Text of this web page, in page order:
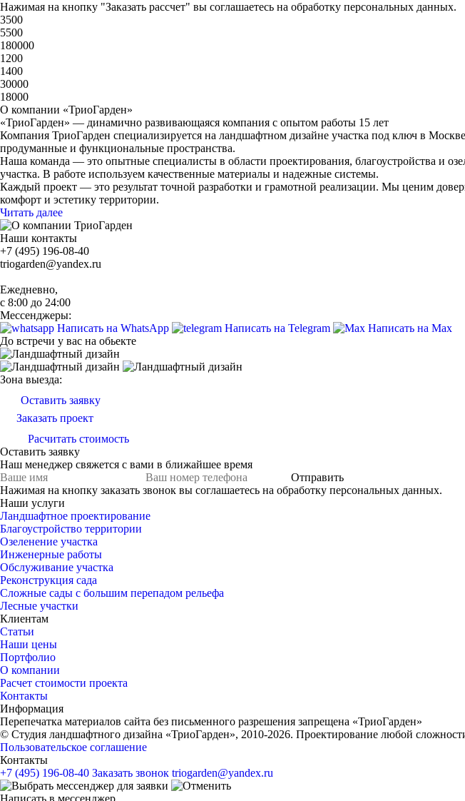
Нажимая на кнопку "Заказать рассчет" вы соглашаетесь на обработку персональных данных.
3500
5500
180000
1200
1400
30000
18000
О компании «ТриоГарден»
«ТриоГарден» — динамично развивающаяся компания с опытом работы 15 лет
Компания ТриоГарден специализируется на ландшафтном дизайне участка под ключ в
продуманные и функциональные пространства.
Наша команда — это опытные специалисты в области проектирования, благоустройства и
участка. В работе используем качественные материалы и надежные системы.
Каждый проект — это результат точной разработки и грамотной реализации. Мы ценим
комфорт и эстетику территории.
Читать далее
Наши контакты
+7 (495) 196-08-40
triogarden@yandex.ru
Ежедневно,
с 8:00 до 24:00
Мессенджеры:
Написать на WhatsApp
Написать на Telegram
Написать на Max
До встречи у вас на обьекте
Зона выезда:
Оставить заявку
Заказать проект
Расчитать стоимость
Оставить заявку
Наш менеджер свяжется с вами в ближайшее время
Отправить
Нажимая на кнопку заказать звонок вы соглашаетесь на обработку персональных данных.
Наши услуги
Ландшафтное проектирование
Благоустройство территории
Озеленение участка
Инженерные работы
Обслуживание участка
Реконструкция сада
Сложные сады с большим перепадом рельефа
Лесные участки
Клиентам
Статьи
Наши цены
Портфолио
О компании
Расчет стоимости проекта
Контакты
Информация
Перепечатка материалов сайта без письменного разрешения запрещена «ТриоГарден»
© Cтудия ландшафтного дизайна «ТриоГарден», 2010-2026. Проектирование любой
Пользовательское соглашение
Контакты
+7 (495) 196-08-40 Заказать звонок triogarden@yandex.ru
Написать в мессенджер